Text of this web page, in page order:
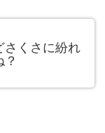
さくさに紛れ